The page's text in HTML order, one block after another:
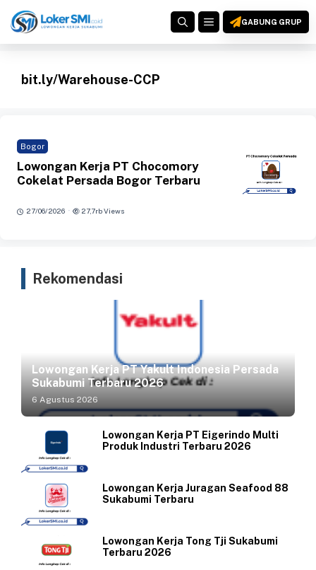
ke
MENUGABUNG GRUP
bit.ly/Warehouse-CCP
Bogor
Lowongan Kerja PT Chocomory
Cokelat Persada Bogor Terbaru
27/06/2026 · 27,7rb Views
Rekomendasi
Lowongan Kerja PT Yakult Indonesia Persada
Sukabumi Terbaru 2026
6 Agustus 2026
Lowongan Kerja PT Eigerindo Multi
Produk Industri Terbaru 2026
Lowongan Kerja Juragan Seafood 88
Sukabumi Terbaru
Lowongan Kerja Tong Tji Sukabumi
Terbaru 2026